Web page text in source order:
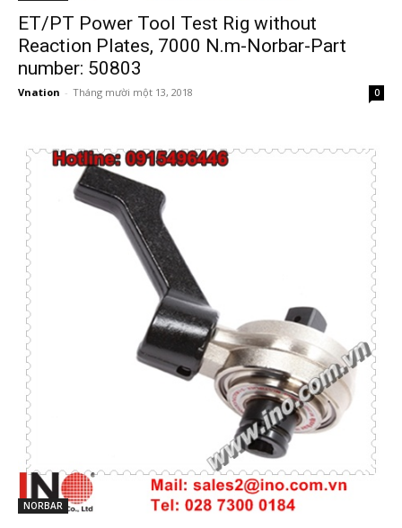
ET/PT Power Tool Test Rig without
Reaction Plates, 7000 N.m-Norbar-Part
number: 50803
Vnation - Tháng mười một 13, 2018 0
NORBAR